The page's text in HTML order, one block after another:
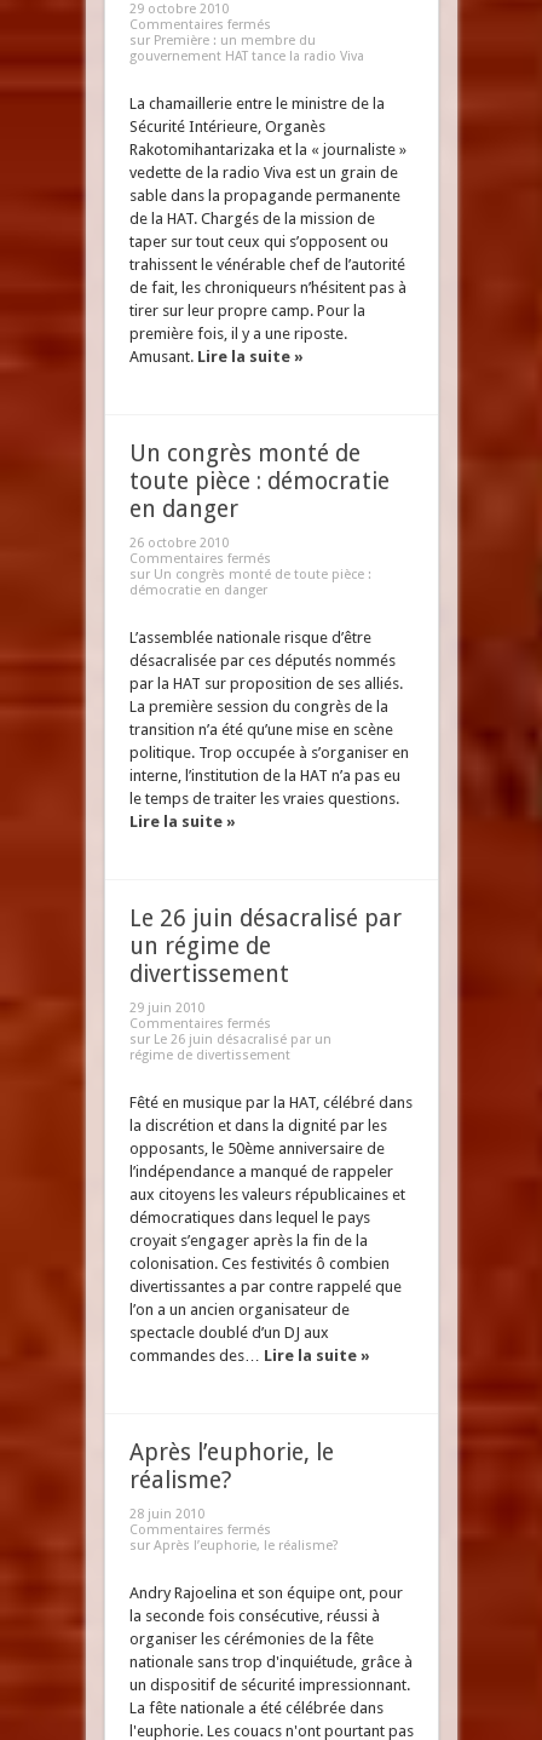
29 octobre 2010
Commentaires fermés
sur Première : un membre du
gouvernement HAT tance la radio Viva
La chamaillerie entre le ministre de la
Sécurité Intérieure, Organès
Rakotomihantarizaka et la « journaliste »
vedette de la radio Viva est un grain de
sable dans la propagande permanente
de la HAT. Chargés de la mission de
taper sur tout ceux qui s’opposent ou
trahissent le vénérable chef de l’autorité
de fait, les chroniqueurs n’hésitent pas à
tirer sur leur propre camp. Pour la
première fois, il y a une riposte.
Amusant. Lire la suite »
Un congrès monté de
toute pièce : démocratie
en danger
26 octobre 2010
Commentaires fermés
sur Un congrès monté de toute pièce :
démocratie en danger
L’assemblée nationale risque d’être
désacralisée par ces députés nommés
par la HAT sur proposition de ses alliés.
La première session du congrès de la
transition n’a été qu’une mise en scène
politique. Trop occupée à s’organiser en
interne, l’institution de la HAT n’a pas eu
le temps de traiter les vraies questions.
Lire la suite »
Le 26 juin désacralisé par
un régime de
divertissement
29 juin 2010
Commentaires fermés
sur Le 26 juin désacralisé par un
régime de divertissement
Fêté en musique par la HAT, célébré dans
la discrétion et dans la dignité par les
opposants, le 50ème anniversaire de
l’indépendance a manqué de rappeler
aux citoyens les valeurs républicaines et
démocratiques dans lequel le pays
croyait s’engager après la fin de la
colonisation. Ces festivités ô combien
divertissantes a par contre rappelé que
l’on a un ancien organisateur de
spectacle doublé d’un DJ aux
commandes des… Lire la suite »
Après l’euphorie, le
réalisme?
28 juin 2010
Commentaires fermés
sur Après l’euphorie, le réalisme?
Andry Rajoelina et son équipe ont, pour
la seconde fois consécutive, réussi à
organiser les cérémonies de la fête
nationale sans trop d'inquiétude, grâce à
un dispositif de sécurité impressionnant.
La fête nationale a été célébrée dans
l'euphorie. Les couacs n'ont pourtant pas